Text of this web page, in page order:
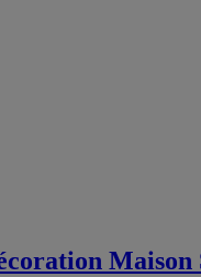
Maison